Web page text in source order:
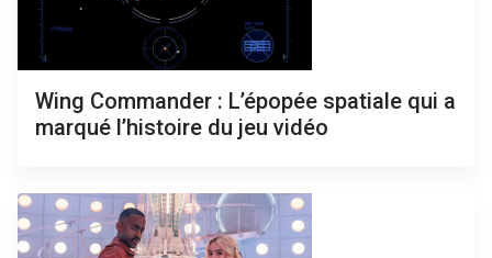
Wing Commander : L’épopée spatiale qui a
marqué l’histoire du jeu vidéo